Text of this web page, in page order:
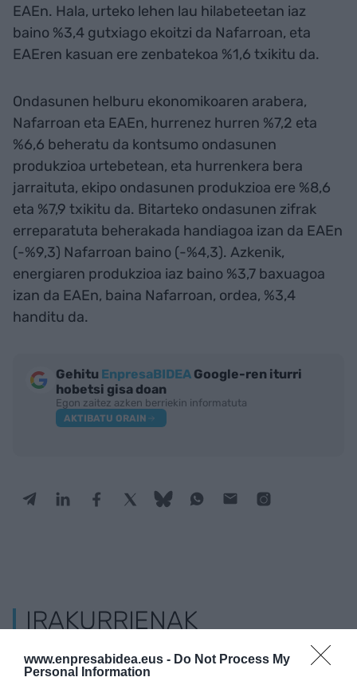
www.enpresabidea.eus - Do Not Process My
Personal Information
EAEn. Hala, urteko lehen lau hilabeteetan iaz
baino %3,4 gutxiago ekoitzi da Nafarroan, eta
EAEren kasuan ere zenbatekoa %1,6 txikitu da.
Ondasunen helburu ekonomikoaren arabera,
Nafarroan eta EAEn, hurrenez hurren %7,2 eta
%6,6 beheratu da kontsumo ondasunen
produkzioa urtebetean, eta hurrenkera bera
jarraituta, ekipo ondasunen produkzioa ere %8,6
eta %7,9 txikitu da. Bitarteko ondasunen zifrak
erreparatuta beherakada handiagoa izan da EAEn
(-%9,3) Nafarroan baino (-%4,3). Azkenik,
energiaren produkzioa iaz baino %3,7 baxuagoa
izan da EAEn, baina Nafarroan, ordea, %3,4
handitu da.
Gehitu EnpresaBIDEA Google-ren iturri
hobetsi gisa doan
Egon zaitez azken berriekin informatuta
AKTIBATU ORAIN
IRAKURRIENAK